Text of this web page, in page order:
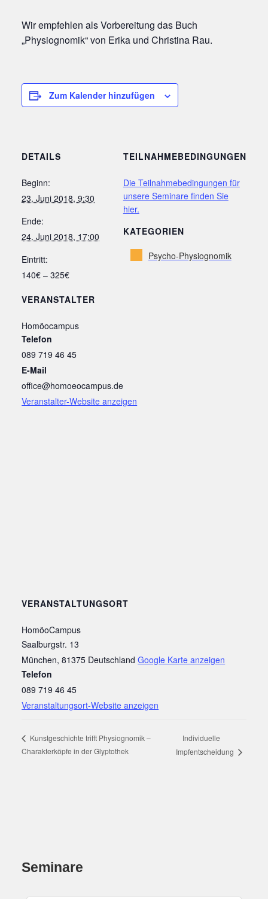
Wir empfehlen als Vorbereitung das Buch
„Physiognomik“ von Erika und Christina Rau.
Zum Kalender hinzufügen
DETAILS
Beginn:
23. Juni 2018, 9:30
Ende:
24. Juni 2018, 17:00
Eintritt:
140€ – 325€
TEILNAHMEBEDINGUNGEN
Die Teilnahmebedingungen für
unsere Seminare finden Sie
hier.
KATEGORIEN
Psycho-Physiognomik
VERANSTALTER
Homöocampus
Telefon
089 719 46 45
E-Mail
office@homoeocampus.de
Veranstalter-Website anzeigen
VERANSTALTUNGSORT
HomöoCampus
Saalburgstr. 13
München, 81375 Deutschland Google Karte anzeigen
Telefon
089 719 46 45
Veranstaltungsort-Website anzeigen
Kunstgeschichte trifft Physiognomik –
Charakterköpfe in der Glyptothek
Individuelle
Impfentscheidung
Seminare